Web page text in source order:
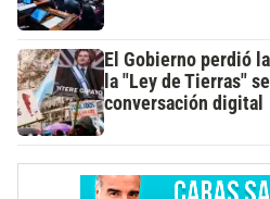
El Gobierno perdió
la "Ley de Tierras"
conversación digital